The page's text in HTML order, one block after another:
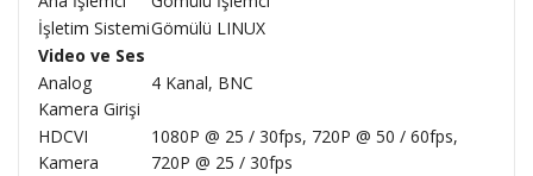
İşletim SistemiGömülü LINUX
Video ve Ses
Analog
Kamera Girişi
4 Kanal, BNC
HDCVI
Kamera
1080P @ 25 / 30fps, 720P @ 50 / 60fps,
720P @ 25 / 30fps